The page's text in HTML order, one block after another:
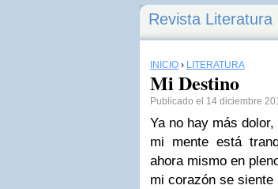
Revista Literatura
INICIO › LITERATURA
Mi Destino
Publicado el 14 diciembre
Ya no hay más
mi mente está
ahora mismo en
mi corazón se